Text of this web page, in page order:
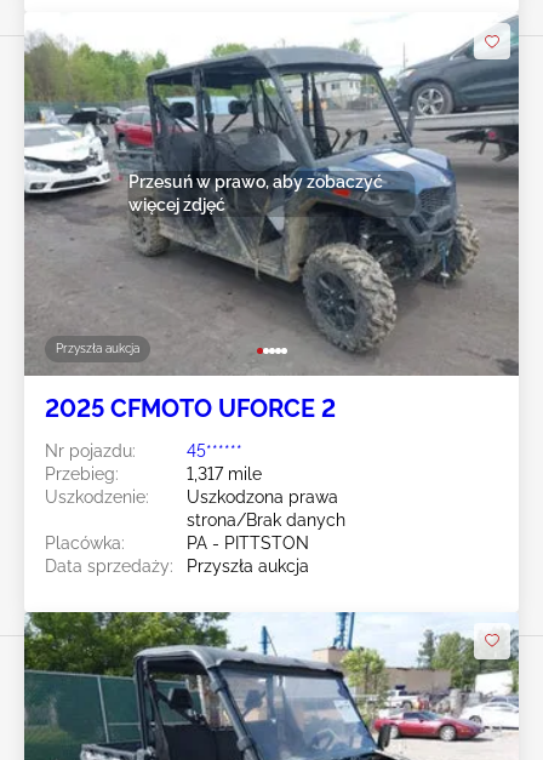
Przyszła aukcja
Przesuń w prawo, aby zobaczyć
więcej zdjęć
2025 CFMOTO UFORCE 2
Nr pojazdu:
45******
Przebieg:
1,317 mile
Uszkodzenie:
Uszkodzona prawa
strona/Brak danych
Placówka:
PA - PITTSTON
Data sprzedaży:
Przyszła aukcja